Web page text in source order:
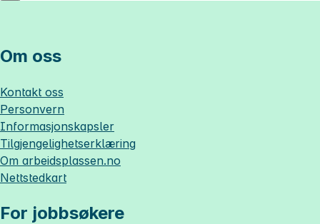
Om oss
Kontakt oss
Personvern
Informasjonskapsler
Tilgjengelighetserklæring
Om arbeidsplassen.no
Nettstedkart
For jobbsøkere